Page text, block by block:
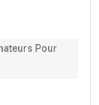
Pour